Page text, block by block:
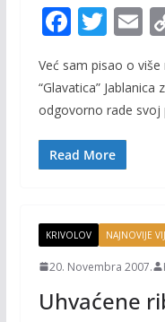
F
e
b
o
o
T
itt
er
E
m
ai
l
Već sam pisao o više
“Glavatica”
odgovorno rade svoj
Read More
KRIVOLOV NAJNOVIJE
20. Novembra 2007.
Uhvaćene